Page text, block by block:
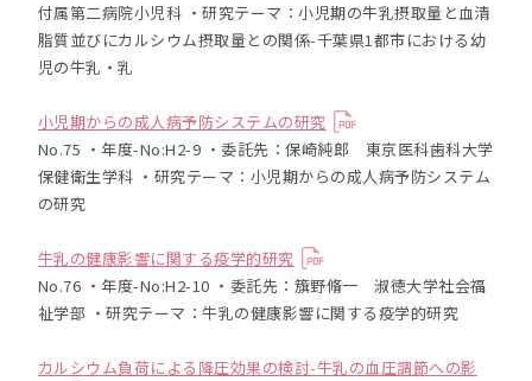
付属第二病院小児科 ・研究テーマ：小児期の牛乳摂取量と血清
脂質並びにカルシウム摂取量との関係-千葉県1都市における幼
児の牛乳・乳
小児期からの成人病予防システムの研究
No.75 ・年度-No:H2-9 ・委託先：保崎純郎 東京医科歯科大学
保健衛生学科 ・研究テーマ：小児期からの成人病予防システム
の研究
牛乳の健康影響に関する疫学的研究
No.76 ・年度-No:H2-10 ・委託先：籏野脩一 淑徳大学社会福
祉学部 ・研究テーマ：牛乳の健康影響に関する疫学的研究
カルシウム負荷による降圧効果の検討-牛乳の血圧調節への影